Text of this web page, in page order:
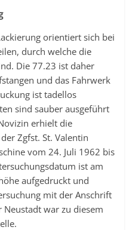
orientiert sich bei
durch welche die
Die 77.23 ist daher
und das Fahrwerk
ist tadellos
sind sauber ausgeführt
erhielt die
Zgfst. St. Valentin
vom 24. Juli 1962 bis
ist am
aufgedruckt und
mit der Anschrift
war zu diesem